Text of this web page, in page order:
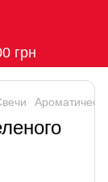
грн